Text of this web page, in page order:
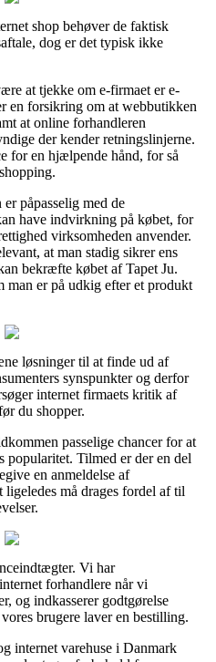
shop behøver de faktisk
dog er det typisk ikke
at tjekke om e-firmaet er e-
en forsikring om at webbutikken
at online forhandleren
der kender retningslinjerne.
for en hjælpende hånd, for så
påpasselig med de
have indvirkning på købet, for
virksomheden anvender.
at man stadig sikrer ens
bekræfte købet af Tapet Ju.
man er på udkig efter et produkt
løsninger til at finde ud af
synspunkter og derfor
internet firmaets kritik af
du shopper.
passelige chancer for at
Tilmed er der en del
en anmeldelse af
må drages fordel af til
Vi har
forhandlere når vi
og indkasserer godtgørelse
brugere laver en bestilling.
internet varehuse i Danmark